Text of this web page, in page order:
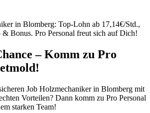
in Blomberg: Top-Lohn ab 17,14€/Std.,
Bonus. Pro Personal freut sich auf Dich!
– Komm zu Pro
Job Holzmechaniker in Blomberg mit
Vorteilen? Dann komm zu Pro Personal
starken Team!